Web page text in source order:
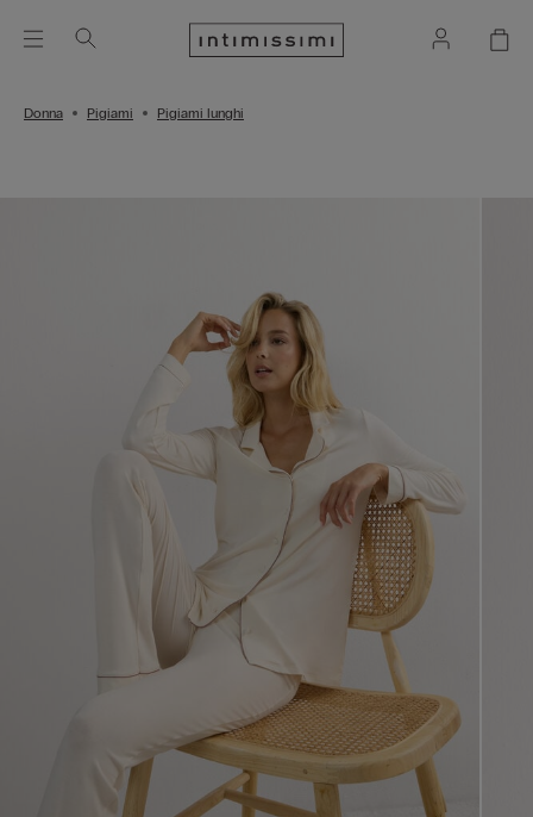
Donna Pigiami Pigiami lunghi